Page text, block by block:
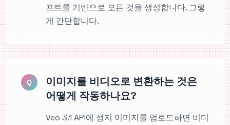
프트를 기반으로 모든 것을 생성합니다. 그렇
게 간단합니다.
Q
이미지를 비디오로 변환하는 것은
어떻게 작동하나요?
Veo 3.1 API에 정지 이미지를 업로드하면 비디